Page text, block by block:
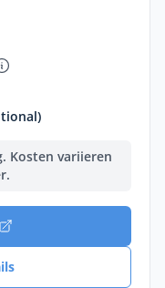
Kosten variieren